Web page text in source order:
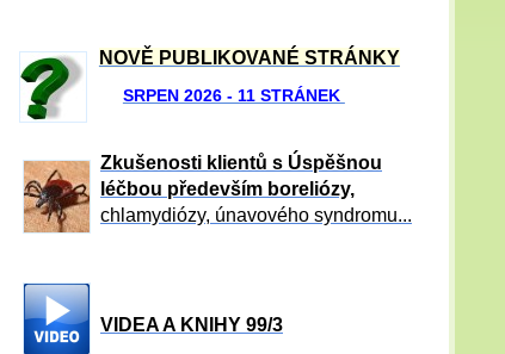
NOVĚ PUBLIKOVANÉ STRÁNKY
SRPEN 2026 - 11 STRÁNEK
Zkušenosti klientů s Úspěšnou
léčbou především boreliózy,
chlamydiózy, únavového syndromu...
VIDEA A KNIHY 99/3